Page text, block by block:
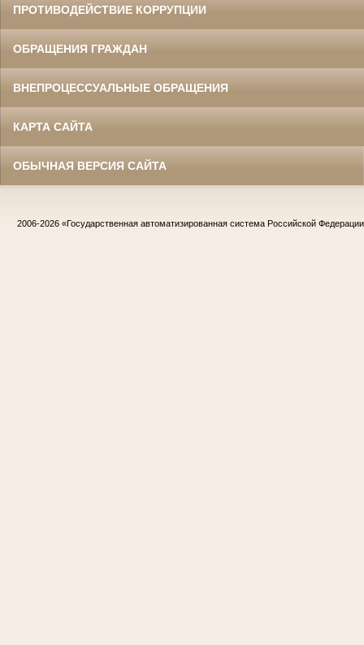
ПРОТИВОДЕЙСТВИЕ КОРРУПЦИИ
ОБРАЩЕНИЯ ГРАЖДАН
ВНЕПРОЦЕССУАЛЬНЫЕ ОБРАЩЕНИЯ
КАРТА САЙТА
ОБЫЧНАЯ ВЕРСИЯ САЙТА
2006-2026 «Государственная автоматизированная система Российской